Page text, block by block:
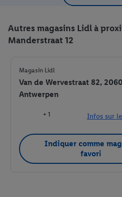
Autres magasins Lidl à
Manderstraat 12
Magasin Lidl
Van de Wervestraat 82, 2060
Antwerpen
+ 1 Infos sur
Indiquer comme
favori